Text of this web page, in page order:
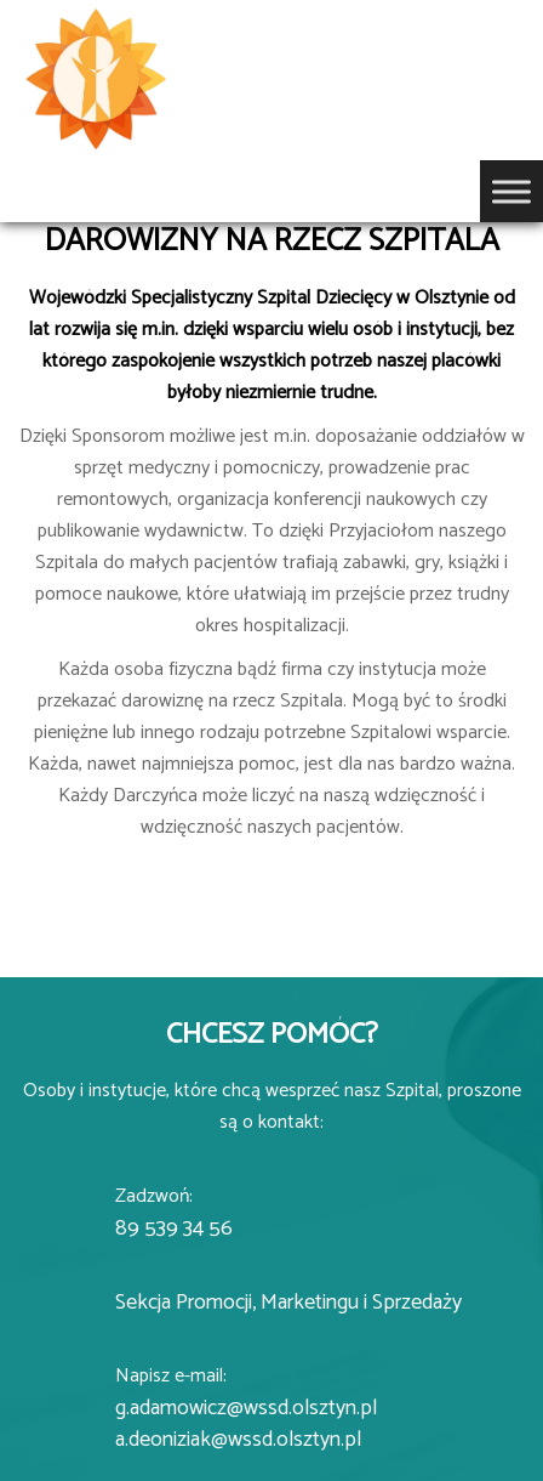
Przejdź
DAROWIZNY NA RZECZ SZPITALA
Wojewódzki Specjalistyczny Szpital Dziecięcy w Olsztynie od
lat rozwija się m.in. dzięki wsparciu wielu osób i instytucji, bez
którego zaspokojenie wszystkich potrzeb naszej placówki
byłoby niezmiernie trudne.
Dzięki Sponsorom możliwe jest m.in. doposażanie oddziałów w
sprzęt medyczny i pomocniczy, prowadzenie prac
remontowych, organizacja konferencji naukowych czy
publikowanie wydawnictw. To dzięki Przyjaciołom naszego
Szpitala do małych pacjentów trafiają zabawki, gry, książki i
pomoce naukowe, które ułatwiają im przejście przez trudny
okres hospitalizacji.
Każda osoba fizyczna bądź firma czy instytucja może
przekazać darowiznę na rzecz Szpitala. Mogą być to środki
pieniężne lub innego rodzaju potrzebne Szpitalowi wsparcie.
Każda, nawet najmniejsza pomoc, jest dla nas bardzo ważna.
Każdy Darczyńca może liczyć na naszą wdzięczność i
wdzięczność naszych pacjentów.
CHCESZ POMÓC?
Osoby i instytucje, które chcą wesprzeć nasz Szpital, proszone
są o kontakt:
Zadzwoń:
89 539 34 56
Sekcja Promocji, Marketingu i Sprzedaży
Napisz e-mail:
g.adamowicz@wssd.olsztyn.pl
a.deoniziak@wssd.olsztyn.pl